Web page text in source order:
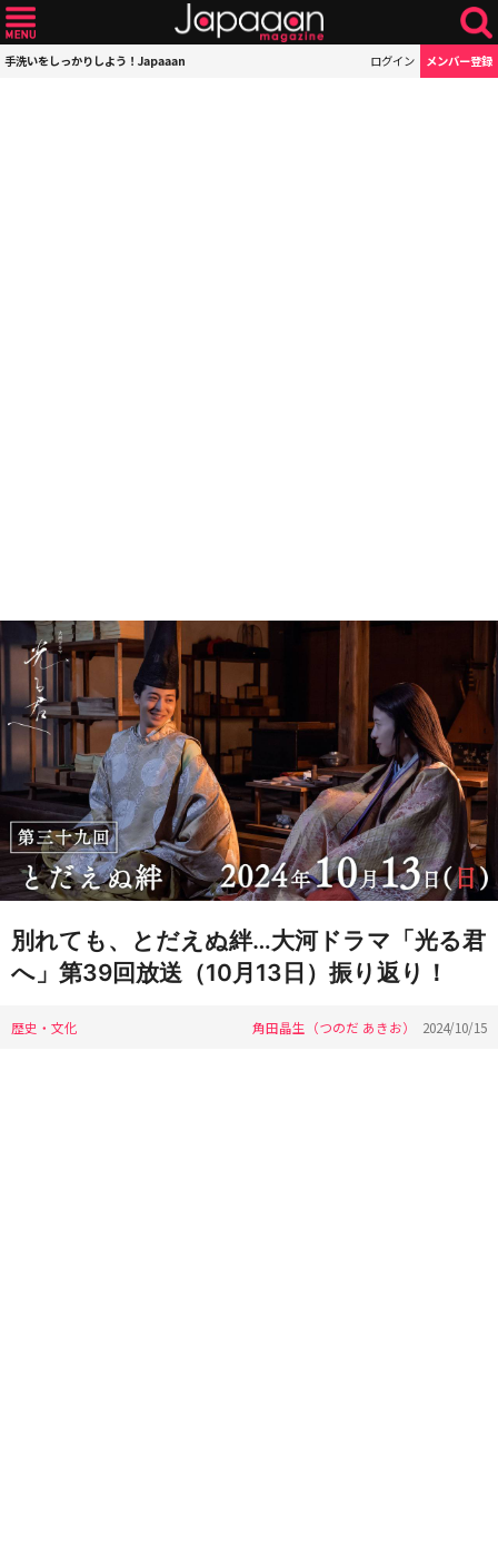
手洗いをしっかりしよう！Japaaan ログイン メンバー登録
別れても、とだえぬ絆…大河ドラマ「光る君
へ」第39回放送（10月13日）振り返り！
歴史・文化 角田晶生（つのだ あきお） 2024/10/15